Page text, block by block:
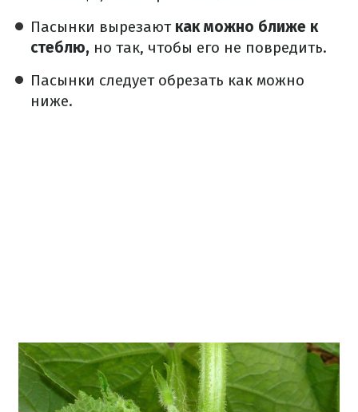
Пасынки вырезаюткак можно ближе к
стеблю, но так, чтобы его не повредить.
Пасынки следует обрезать как можно
ниже.